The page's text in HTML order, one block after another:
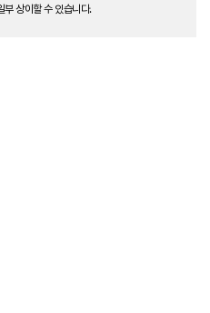
부 상이할 수 있습니다.